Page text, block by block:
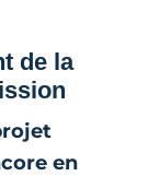
de la
en